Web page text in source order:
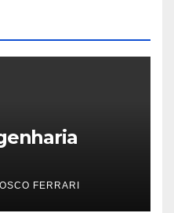
FERRARI